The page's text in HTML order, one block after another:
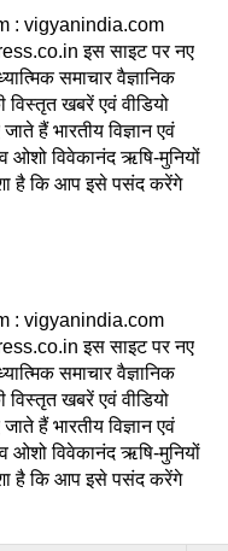
: vigyanindia.com
इस साइट पर नए
समाचार वैज्ञानिक
विस्तृत खबरें एवं वीडियो
हैं भारतीय विज्ञान एवं
ओशो विवेकानंद ऋषि-मुनियों
है कि आप इसे पसंद करेंगे
: vigyanindia.com
इस साइट पर नए
समाचार वैज्ञानिक
विस्तृत खबरें एवं वीडियो
हैं भारतीय विज्ञान एवं
ओशो विवेकानंद ऋषि-मुनियों
है कि आप इसे पसंद करेंगे